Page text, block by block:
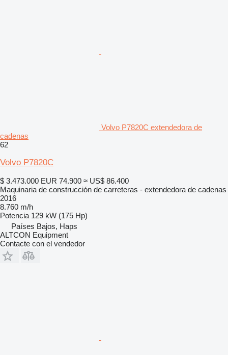
Volvo P7820C extendedora de
cadenas
62
Volvo P7820C
$ 3.473.000 EUR 74.900 ≈ US$ 86.400
Maquinaria de construcción de carreteras - extendedora de cadenas
2016
8.760 m/h
Potencia 129 kW (175 Hp)
Países Bajos, Haps
ALTCON Equipment
Contacte con el vendedor